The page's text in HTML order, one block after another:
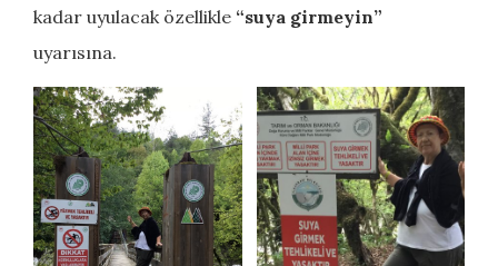
kadar uyulacak özellikle “suya girmeyin”
uyarısına.